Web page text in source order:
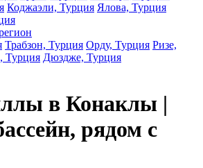
Коджаэли, Турция Ялова, Турция
Трабзон, Турция Орду, Турция Ризе,
Турция Дюздже, Турция
в Конаклы |
рядом с